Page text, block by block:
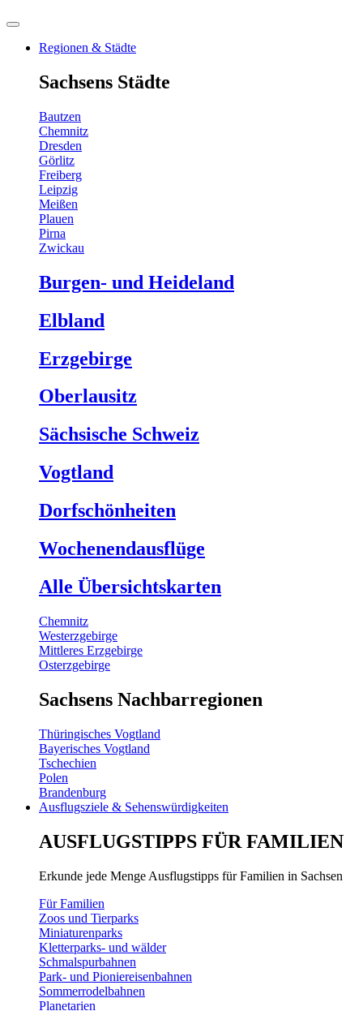
Regionen & Städte
Sachsens Städte
Bautzen
Chemnitz
Dresden
Görlitz
Freiberg
Leipzig
Meißen
Plauen
Pirna
Zwickau
Burgen- und Heideland
Elbland
Erzgebirge
Oberlausitz
Sächsische Schweiz
Vogtland
Dorfschönheiten
Wochenendausflüge
Alle Übersichtskarten
Chemnitz
Westerzgebirge
Mittleres Erzgebirge
Osterzgebirge
Sachsens Nachbarregionen
Thüringisches Vogtland
Bayerisches Vogtland
Tschechien
Polen
Brandenburg
Ausflugsziele & Sehenswürdigkeiten
AUSFLUGSTIPPS FÜR FAMILIEN
Erkunde jede Menge Ausflugstipps für Familien in Sachsen
Für Familien
Zoos und Tierparks
Miniaturenparks
Kletterparks- und wälder
Schmalspurbahnen
Park- und Pioniereisenbahnen
Sommerrodelbahnen
Planetarien